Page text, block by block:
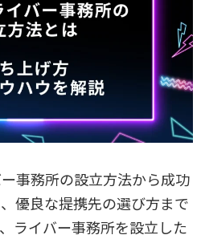
事務所の設立方法から成功
優良な提携先の選び方まで
ライバー事務所を設立した